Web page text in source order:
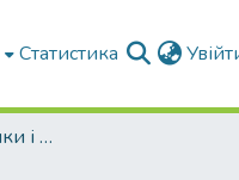
Статистика
Факультет Енергетики і комп'ютерних технологій